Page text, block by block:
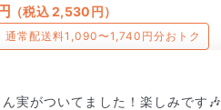
（税込 2,530円）
通常配送料1,090〜1,740円分おトク
ん実がついてました！楽しみです🎶